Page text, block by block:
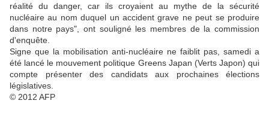
réalité du danger, car ils croyaient au mythe de la sécurité
nucléaire au nom duquel un accident grave ne peut se produire
dans notre pays", ont souligné les membres de la commission
d'enquête.
Signe que la mobilisation anti-nucléaire ne faiblit pas, samedi a
été lancé le mouvement politique Greens Japan (Verts Japon) qui
compte présenter des candidats aux prochaines élections
législatives.
© 2012 AFP